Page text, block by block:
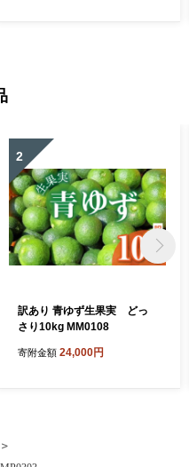
2
訳あり 青ゆず生果実 どっ
さり10kg MM0108
寄附金額 24,000円